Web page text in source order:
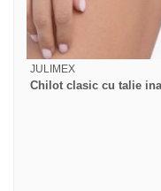
JULIMEX
Chilot clasic cu talie